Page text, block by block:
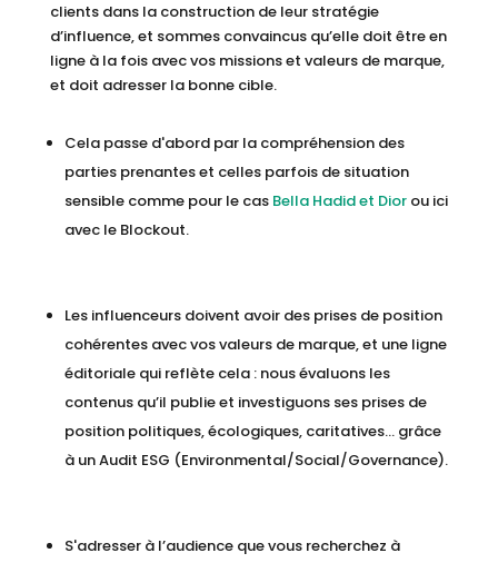
clients dans la construction de leur stratégie
d’influence, et sommes convaincus qu’elle doit être en
ligne à la fois avec vos missions et valeurs de marque,
et doit adresser la bonne cible.
Cela passe d'abord par la compréhension des
parties prenantes et celles parfois de situation
sensible comme pour le cas Bella Hadid et Dior ou ici
avec le Blockout.
Les influenceurs doivent avoir des prises de position
cohérentes avec vos valeurs de marque, et une ligne
éditoriale qui reflète cela : nous évaluons les
contenus qu’il publie et investiguons ses prises de
position politiques, écologiques, caritatives… grâce
à un Audit ESG (Environmental/Social/Governance).
S'adresser à l’audience que vous recherchez à